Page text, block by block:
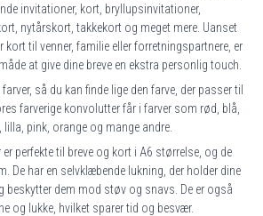
invitationer, kort, bryllupsinvitationer,
nytårskort, takkekort og meget mere. Uanset
kort til venner, familie eller forretningspartnere, er
at give dine breve en ekstra personlig touch.
så du kan finde lige den farve, der passer til
farverige konvolutter får i farver som rød, blå,
lilla, pink, orange og mange andre.
perfekte til breve og kort i A6 størrelse, og de
De har en selvklæbende lukning, der holder dine
beskytter dem mod støv og snavs. De er også
og lukke, hvilket sparer tid og besvær.